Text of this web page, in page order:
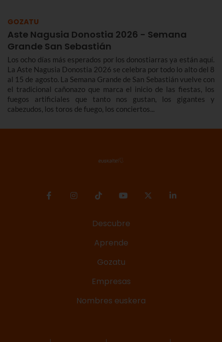
GOZATU
Aste Nagusia Donostia 2026 - Semana
Grande San Sebastián
Los ocho días más esperados por los donostiarras ya están aquí.
La Aste Nagusia Donostia 2026 se celebra por todo lo alto del 8
al 15 de agosto. La Semana Grande de San Sebastián vuelve con
el tradicional cañonazo que marca el inicio de las fiestas, los
fuegos artificiales que tanto nos gustan, los gigantes y
cabezudos, los toros de fuego, los conciertos...
Descubre
Aprende
Gozatu
Empresas
Nombres euskera